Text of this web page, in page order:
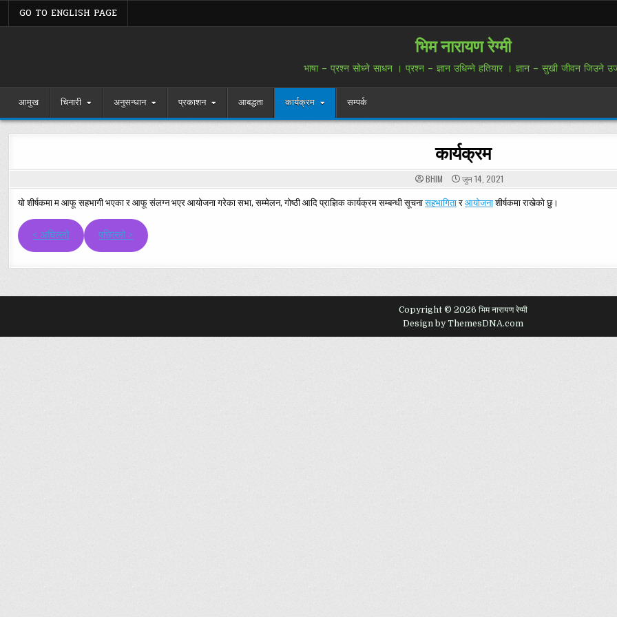
GO TO ENGLISH PAGE
भिम नारायण रेग्मी
भाषा – प्रश्न सोध्ने साधन । प्रश्न – ज्ञान उधिन्ने हतियार । ज्ञान – सुखी जीवन जिउने
आमुख चिनारी अनुसन्धान प्रकाशन आबद्धता कार्यक्रम सम्पर्क
कार्यक्रम
BHIM जुन 14, 2021
यो शीर्षकमा म आफू सहभागी भएका र आफू संलग्न भएर आयोजना गरेका सभा, सम्मेलन, गोष्ठी आदि प्राज्ञिक कार्यक्रम सम्बन्धी सूचनासहभागितार आयोजनाशीर्षकमा राखेको छु।
< अघिल्लो पछिल्लो >
Copyright © 2026 भिम नारायण रेग्मी
Design by ThemesDNA.com